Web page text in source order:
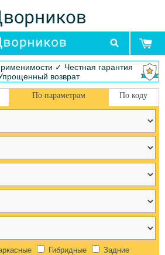
✓ Честная гарантия
возврат
По параметрам По коду
Гибридные
Задние